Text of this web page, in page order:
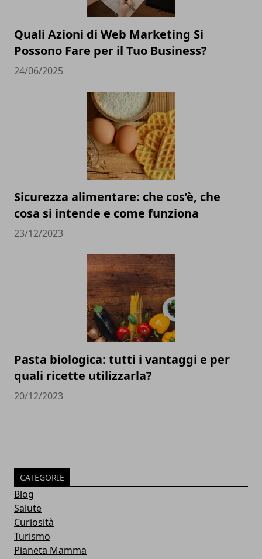
Quali Azioni di Web Marketing Si
Possono Fare per il Tuo Business?
24/06/2025
Sicurezza alimentare: che cos’è, che
cosa si intende e come funziona
23/12/2023
Pasta biologica: tutti i vantaggi e per
quali ricette utilizzarla?
20/12/2023
CATEGORIE
Blog
Salute
Curiosità
Turismo
Pianeta Mamma